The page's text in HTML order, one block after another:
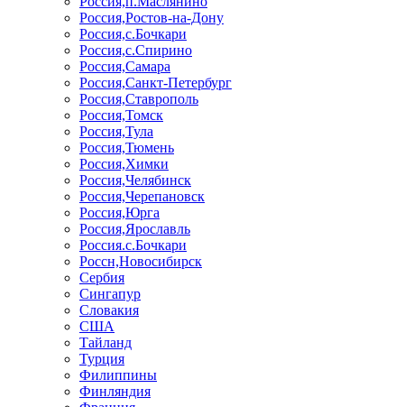
Россия,Ростов-на-Дону
Россия,с.Бочкари
Россия,с.Спирино
Россия,Самара
Россия,Санкт-Петербург
Россия,Ставрополь
Россия,Томск
Россия,Тула
Россия,Тюмень
Россия,Химки
Россия,Челябинск
Россия,Черепановск
Россия,Юрга
Россия,Ярославль
Россия.с.Бочкари
Россн,Новосибирск
Сербия
Сингапур
Словакия
США
Тайланд
Турция
Филиппины
Финляндия